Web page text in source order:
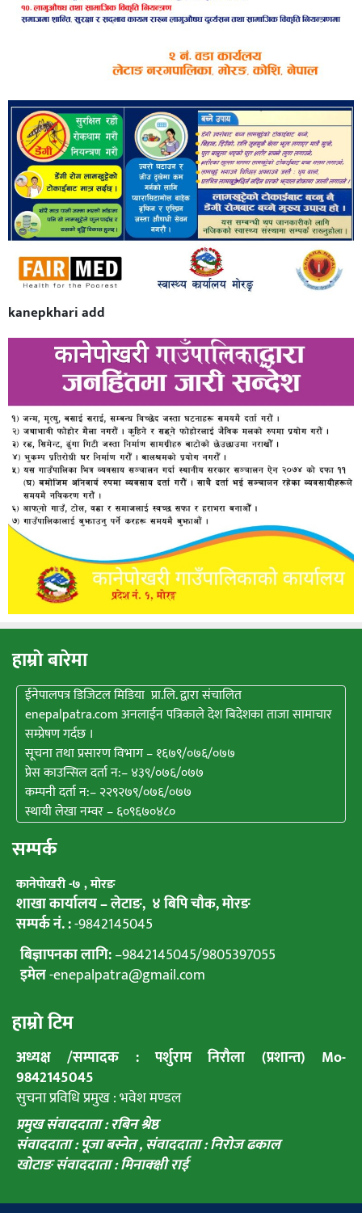
kanepkhari add
हाम्राे बारेमा
ईनेपालपत्र डिजिटल मिडिया प्रा.लि. द्वारा संचालित
enepalpatra.com अनलाईन पत्रिकाले देश बिदेशका ताजा सामाचार
सम्प्रेषण गर्दछ ।
सूचना तथा प्रसारण विभाग – १६७९/०७६/०७७
प्रेस काउन्सिल दर्ता न:– ४३९/०७६/०७७
कम्पनी दर्ता न:– २२९२७९/०७६/०७७
स्थायी लेखा नम्वर – ६०९६७०४८०
सम्पर्क
कानेपाेखरी -७ , मोरङ
शाखा कार्यालय – लेटाङ, ४ बिपि चाैक, माेरङ
सम्पर्क नं. :-9842145045
बिज्ञापनका लागि:–9842145045/9805397055
इमेल-enepalpatra@gmail.com
हाम्राे टिम
अध्यक्ष /सम्पादक : पर्शुराम निराैला (प्रशान्त) Mo-
9842145045
सुचना प्रविधि प्रमुख : भवेश मण्डल
प्रमुख संवाददाता : रबिन श्रेष्ठ
संवाददाता : पूजा बस्नेत ,संवाददाता : निराेज ढकाल
खाेटाङ संवाददाता : मिनाक्क्षी राई